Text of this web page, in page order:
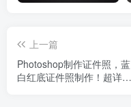
上一篇
Photoshop制作证件照，蓝
白红底证件照制作！超详